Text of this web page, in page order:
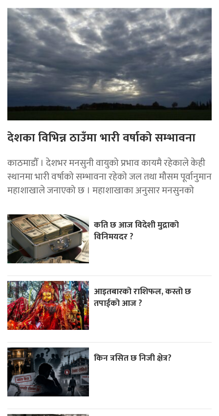
देशका विभिन्न ठाउँमा भारी वर्षाको सम्भावना
काठमाडौँ । देशभर मनसुनी वायुको प्रभाव कायमै रहेकाले केही
स्थानमा भारी वर्षाको सम्भावना रहेको जल तथा मौसम पूर्वानुमान
महाशाखाले जनाएको छ । महाशाखाका अनुसार मनसुनको
कति छ आज विदेशी मुद्राको
विनिमयदर ?
आइतबारको राशिफल, कस्तो छ
तपाईको आज ?
किन त्रसित छ निजी क्षेत्र?